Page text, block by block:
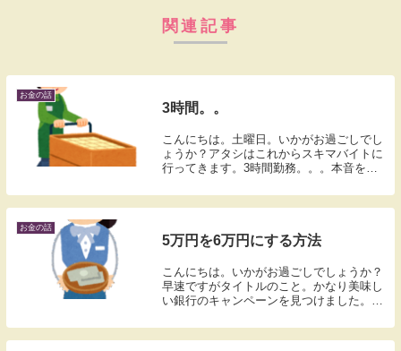
関連記事
お金の話
3時間。。
こんにちは。土曜日。いかがお過ごしでし
ょうか？アタシはこれからスキマバイトに
行ってきます。3時間勤務。。。本音をい
かいいのがなくてね。あっても埋まってし
まった締め切り。あとは男性限定の重いも
お金の話
5万円を6万円にする方法
こんにちは。いかがお過ごしでしょうか？
早速ですがタイトルのこと。かなり美味し
い銀行のキャンペーンを見つけました。こ
れなく1万円プレゼント | 三菱ＵＦＪ銀行👆
アフィリエイト案件じゃありません。口座